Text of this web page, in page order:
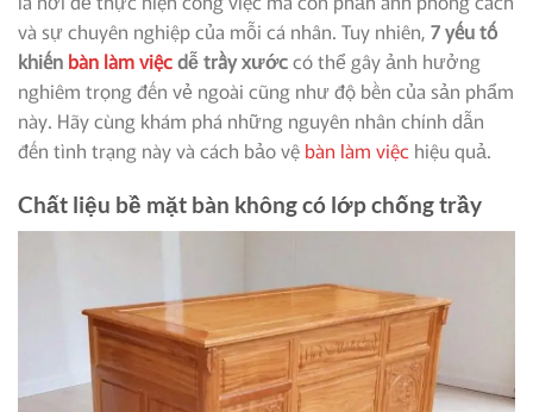
và sự chuyên nghiệp của mỗi cá nhân. Tuy nhiên, 7 yếu tố
khiến bàn làm việcdễ trầy xướccó thể gây ảnh hưởng
nghiêm trọng đến vẻ ngoài cũng như độ bền của sản phẩm
này. Hãy cùng khám phá những nguyên nhân chính dẫn
đến tình trạng này và cách bảo vệ bàn làm việc hiệu quả.
Chất liệu bề mặt bàn không có lớp chống trầy